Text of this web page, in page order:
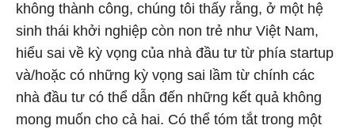
không thành công, chúng tôi thấy rằng, ở một hệ
sinh thái khởi nghiệp còn non trẻ như Việt Nam,
hiểu sai về kỳ vọng của nhà đầu tư từ phía startup
và/hoặc có những kỳ vọng sai lầm từ chính các
nhà đầu tư có thể dẫn đến những kết quả không
mong muốn cho cả hai. Có thể tóm tắt trong một